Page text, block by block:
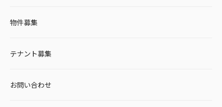
物件募集
テナント募集
お問い合わせ